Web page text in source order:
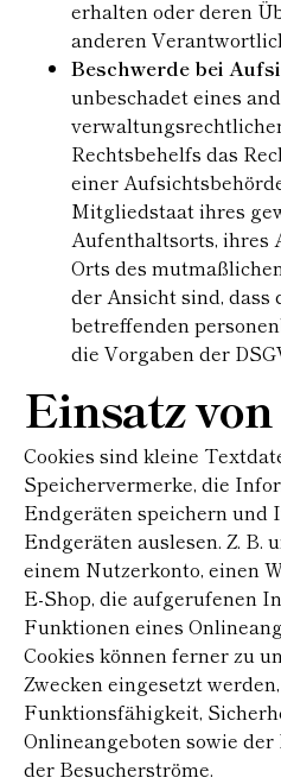
erhalten oder deren
anderen
Beschwerde bei
unbeschadet eines
Rechtsbehelfs das
einer
Mitgliedstaat ihres
Aufenthaltsorts, ihres
Orts des
der Ansicht sind,
betreffenden
die Vorgaben der
Einsatz
Cookies sind kleine
Speichervermerke, die
Endgeräten speichern und
Endgeräten auslesen. Z. B.
einem Nutzerkonto, einen
E-Shop, die aufgerufenen
Funktionen eines
Cookies können ferner zu
Zwecken eingesetzt
Funktionsfähigkeit,
Onlineangeboten sowie
der Besucherströme.